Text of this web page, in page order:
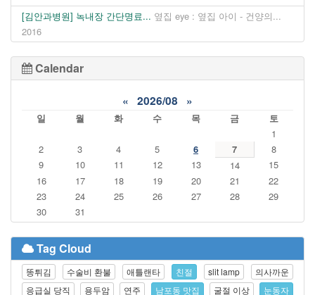
[김안과병원] 녹내장 간단명료... 옆집 eye : 옆집 아이 - 건양의...
2016
Calendar
« 2026/08 »
일 월 화 수 목 금
토
1
2
3 4 5 6 7
8
9
10 11 12 13 14
15
16
17 18 19 20 21
22
23
24 25 26 27 28
29
30
31
Tag Cloud
똥튀김 수술비 환불 애틀랜타 친절 slit lamp
의사까운
응급실 당직
용두암 연주 남포동 맛집 굴절 이상
눈동자